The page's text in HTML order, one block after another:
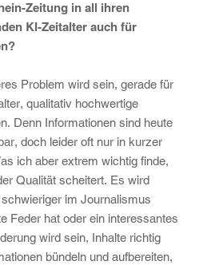
Zeitung in all ihren
KI-Zeitalter auch für
Problem wird sein, gerade für
qualitativ hochwertige
Denn Informationen sind heute
doch leider oft nur in kurzer
ich aber extrem wichtig finde,
Qualität scheitert. Es wird
im Journalismus
Feder hat oder ein interessantes
wird sein, Inhalte richtig
bündeln und aufbereiten,